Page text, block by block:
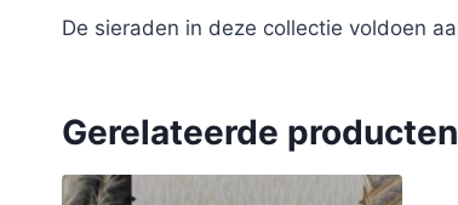
De sieraden in deze collectie voldoen
Gerelateerde producten